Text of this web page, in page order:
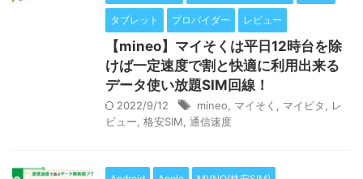
タブレット プロバイダー レビュー
【mineo】マイそくは平日12時台を除
けば一定速度で割と快適に利用出来る
データ使い放題SIM回線！
2022/9/12 mineo マイそく マイピタ
レ
ビュー 格安SIM 通信速度